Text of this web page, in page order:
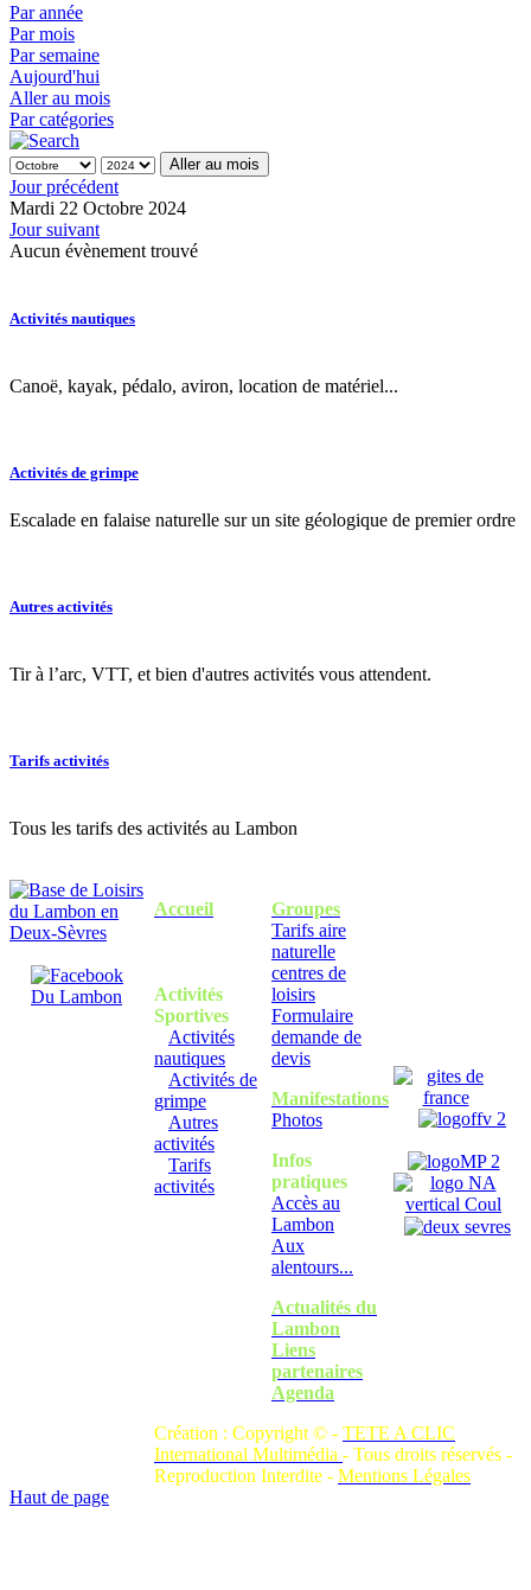
Par année
Par mois
Par semaine
Aujourd'hui
Aller au mois
Par catégories
Aller au mois
Jour précédent
Mardi 22 Octobre 2024
Jour suivant
Aucun évènement trouvé
Activités nautiques
Canoë, kayak, pédalo, aviron, location de matériel...
Activités de grimpe
Escalade en falaise naturelle sur un site géologique de premier ordre
Autres activités
Tir à l’arc, VTT, et bien d'autres activités vous attendent.
Tarifs activités
Tous les tarifs des activités au Lambon
Accueil
Activités
Sportives
Activités
nautiques
Activités de
grimpe
Autres
activités
Tarifs
activités
Groupes
Tarifs aire
naturelle
centres de
loisirs
Formulaire
demande de
devis
Manifestations
Photos
Infos
pratiques
Accès au
Lambon
Aux
alentours...
Actualités du
Lambon
Liens
partenaires
Agenda
Création : Copyright © - TETE A CLIC
International Multimédia - Tous droits réservés -
Reproduction Interdite - Mentions Légales
Haut de page